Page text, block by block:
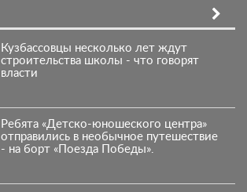
Кузбассовцы несколько лет ждут
строительства школы - что говорят
власти
Ребята «Детско-юношеского центра»
отправились в необычное путешествие
- на борт «Поезда Победы».